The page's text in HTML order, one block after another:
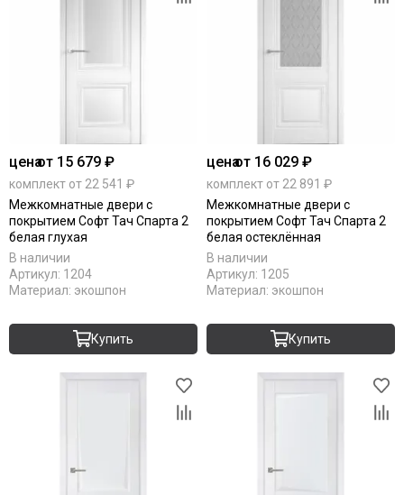
ценаот 15 679 ₽
комплект от 22 541 ₽
Межкомнатные двери с
покрытием Софт Тач Спарта 2
белая глухая
В наличии
Артикул: 1204
Материал: экошпон
Купить
ценаот 16 029 ₽
комплект от 22 891 ₽
Межкомнатные двери с
покрытием Софт Тач Спарта 2
белая остеклённая
В наличии
Артикул: 1205
Материал: экошпон
Купить